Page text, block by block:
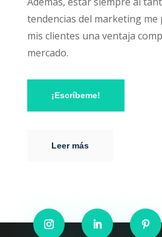
tendencias del marketing
mis clientes una ventaja
mercado.
¡Escríbeme!
Leer más